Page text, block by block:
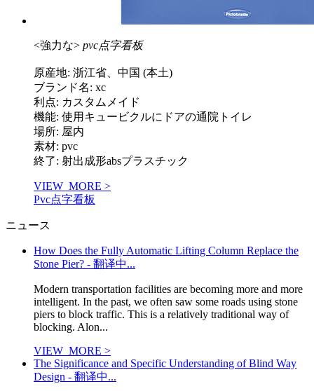
<強力な> pvc点字看板
原産地: 浙江省、中国 (本土)
ブランド名: xc
利点: カスタムメイド
機能: 使用キュービクルにドアの通院トイレ
場所: 屋内
素材: pvc
終了: 射出成形absプラスチック
VIEW_MORE >
Pvc点字看板
ニュース
How Does the Fully Automatic Lifting Column Replace the
Stone Pier? - 翻译中...
Modern transportation facilities are becoming more and more
intelligent. In the past, we often saw some roads using stone
piers to block traffic. This is a relatively traditional way of
blocking. Alon...
VIEW_MORE >
The Significance and Specific Understanding of Blind Way
Design - 翻译中...